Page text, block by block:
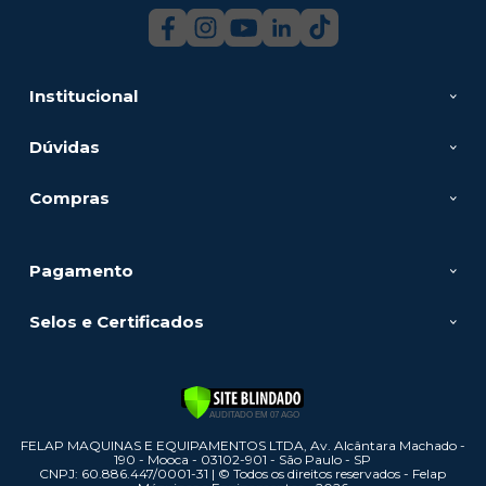
Institucional
Dúvidas
Compras
Pagamento
Selos e Certificados
FELAP MAQUINAS E EQUIPAMENTOS LTDA, Av. Alcântara Machado -
190 - Mooca - 03102-901 - São Paulo - SP
CNPJ: 60.886.447/0001-31 | © Todos os direitos reservados - Felap